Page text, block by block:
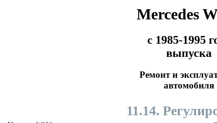
Mercedes
с 1985-1995
выпуска
Ремонт и
автомобиля
11.14.